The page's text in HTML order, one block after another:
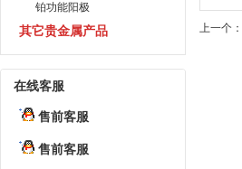
铂功能阳极
其它贵金属产品
在线客服
售前客服
售前客服
上一个：